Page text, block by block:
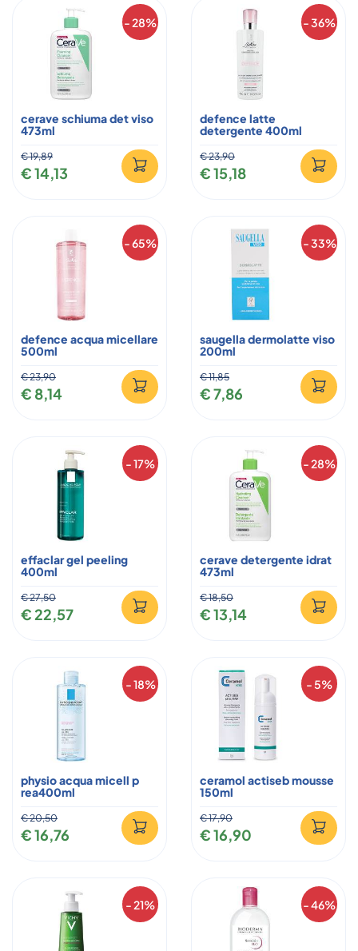
- 28%
cerave schiuma det viso
473ml
€ 19,89
€ 14,13
- 36%
defence latte
detergente 400ml
€ 23,90
€ 15,18
- 65%
defence acqua micellare
500ml
€ 23,90
€ 8,14
- 33%
saugella dermolatte viso
200ml
€ 11,85
€ 7,86
- 17%
effaclar gel peeling
400ml
€ 27,50
€ 22,57
- 28%
cerave detergente idrat
473ml
€ 18,50
€ 13,14
- 18%
physio acqua micell p
rea400ml
€ 20,50
€ 16,76
- 5%
ceramol actiseb mousse
150ml
€ 17,90
€ 16,90
- 21% - 46%